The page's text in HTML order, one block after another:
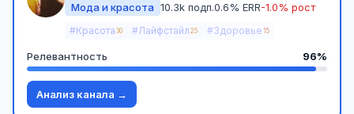
Мода и красота 10.3k подп.0.6% ERR-1.0% рост
#Красота 30 #Лайфстайл 25 #Здоровье 15
Релевантность 96%
Анализ канала →